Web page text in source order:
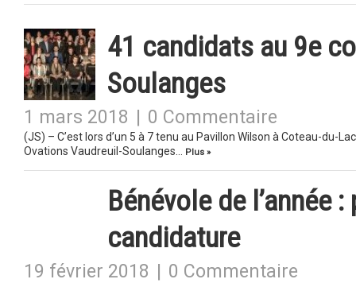
41 candidats au 9e
Soulanges
1 mars 2018 0 Commentaire
(JS) – C’est lors d’un 5 à 7 tenu au Pavillon Wilson à Coteau-du-
Ovations Vaudreuil-Soulanges…
Plus »
Bénévole de l’année
candidature
19 février 2018 0 Commentaire